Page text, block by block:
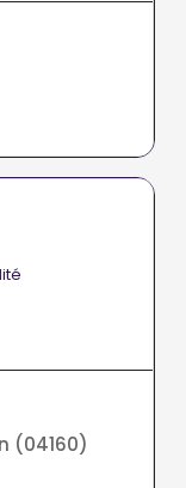
(04160)